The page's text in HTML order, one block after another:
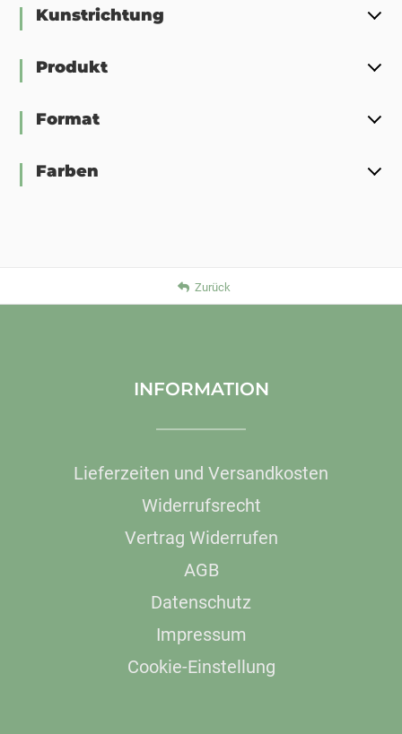
Kunstrichtung
Produkt
Format
Farben
Zurück
INFORMATION
Lieferzeiten und Versandkosten
Widerrufsrecht
Vertrag Widerrufen
AGB
Datenschutz
Impressum
Cookie-Einstellung